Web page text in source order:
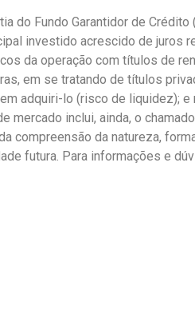
do Fundo Garantidor de Crédito
investido acrescido de juros
da operação com títulos de
em se tratando de títulos
adquiri-lo (risco de liquidez);
inclui, ainda, o
compreensão da natureza,
futura. Para informações e